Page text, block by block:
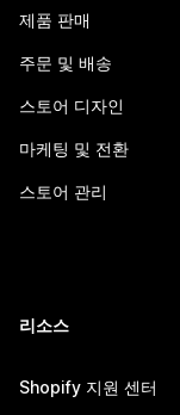
제품 판매
주문 및 배송
스토어 디자인
마케팅 및 전환
스토어 관리
리소스
Shopify 지원 센터